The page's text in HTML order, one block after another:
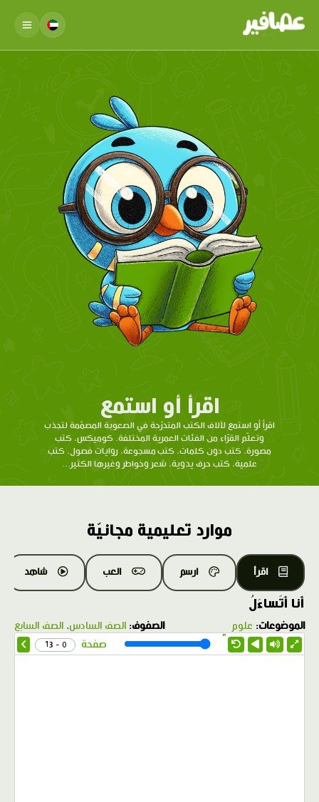
اقرأ أو استمع
اقرأ أو استمع لآلاف الكتب المتدرّحة في الصعوبة المصمّمة لتجذب
وتعلّم القرّاء من الفئات العمرية المختلفة. كوميكس، كتب
مصورة، كتب دون كلمات، كتب مسجوعة، روايات فصول، كتب
علمية، كتب حرف يدوية، شعر وخواطر وغيرها الكثير...
موارد تعليمية مجانيّة
اقرأ ارسم العب شاهد
أَنا أَتَساءَلُ
الموضوعات: علوم الصفوف: الصف السادس، الصف السابع
1.0X
صفحة 0 - 13